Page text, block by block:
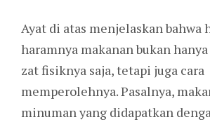
Ayat di atas menjelaskan bahwa
haramnya makanan bukan
zat fisiknya saja, tetapi juga cara
memperolehnya. Pasalnya,
minuman yang didapatkan